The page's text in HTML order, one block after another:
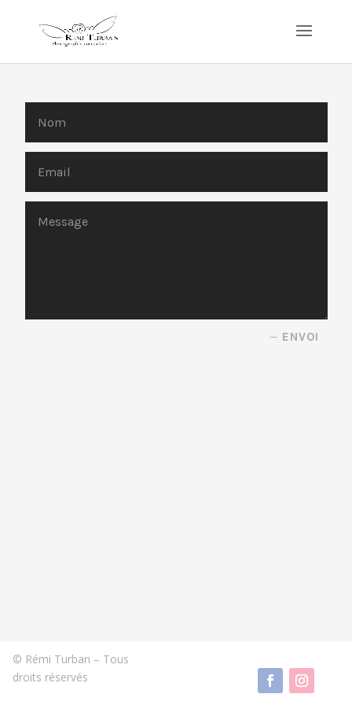
ENVOI
© Rémi Turban – Tous
droits réservés